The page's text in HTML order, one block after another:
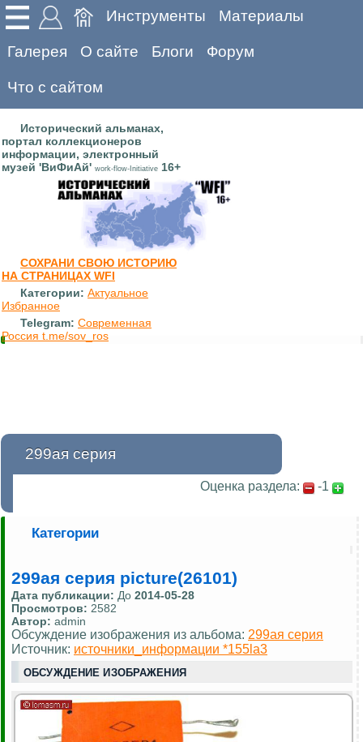
Инструменты Материалы
Галерея О сайте Блоги Форум
Что с сайтом
Исторический альманах,
портал коллекционеров
информации, электронный
музей 'ВиФиАй' work-flow-Initiative 16+
СОХРАНИ СВОЮ ИСТОРИЮ
НА СТРАНИЦАХ WFI
Категории: Актуальное
Избранное
Telegram: Современная
Россия t.me/sov_ros
299ая серия
Оценка раздела: -1
Категории
299ая серия picture(26101)
Дата публикации: До 2014-05-28
Просмотров: 2582
Автор: admin
Обсуждение изображения из альбома: 299ая серия
Источник: источники_информации *155la3
ОБСУЖДЕНИЕ ИЗОБРАЖЕНИЯ